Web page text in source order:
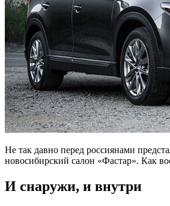
Не так давно перед россиянами
новосибирский салон «Фастар». Как
И снаружи, и внутри